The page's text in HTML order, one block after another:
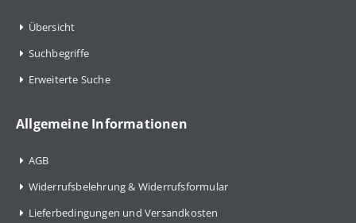
Übersicht
Suchbegriffe
Erweiterte Suche
Allgemeine Informationen
AGB
Widerrufsbelehrung & Widerrufsformular
Lieferbedingungen und Versandkosten